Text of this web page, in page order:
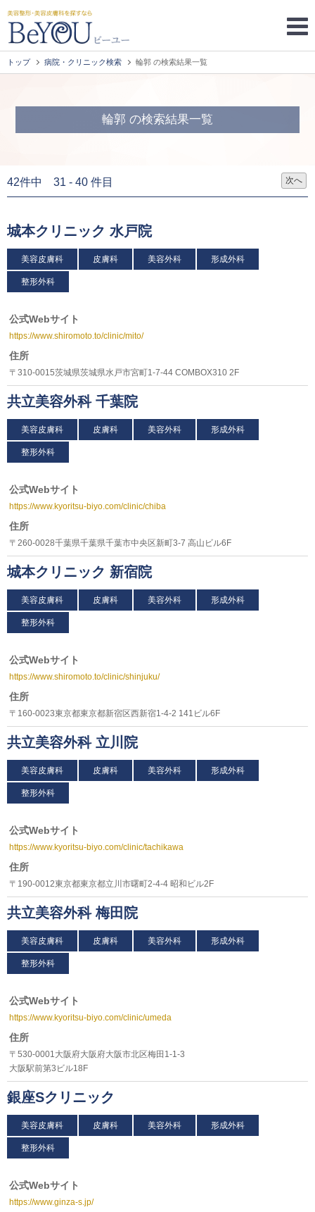
トップ 病院・クリニック検索 輪郭 の検索結果一覧
輪郭 の検索結果一覧
42件中 31 - 40 件目 次へ
城本クリニック 水戸院
美容皮膚科 皮膚科 美容外科 形成外科
整形外科
公式Webサイト
https://www.shiromoto.to/clinic/mito/
住所
〒310-0015茨城県茨城県水戸市宮町1-7-44 COMBOX310 2F
共立美容外科 千葉院
美容皮膚科 皮膚科 美容外科 形成外科
整形外科
公式Webサイト
https://www.kyoritsu-biyo.com/clinic/chiba
住所
〒260-0028千葉県千葉県千葉市中央区新町3-7 高山ビル6F
城本クリニック 新宿院
美容皮膚科 皮膚科 美容外科 形成外科
整形外科
公式Webサイト
https://www.shiromoto.to/clinic/shinjuku/
住所
〒160-0023東京都東京都新宿区西新宿1-4-2 141ビル6F
共立美容外科 立川院
美容皮膚科 皮膚科 美容外科 形成外科
整形外科
公式Webサイト
https://www.kyoritsu-biyo.com/clinic/tachikawa
住所
〒190-0012東京都東京都立川市曙町2-4-4 昭和ビル2F
共立美容外科 梅田院
美容皮膚科 皮膚科 美容外科 形成外科
整形外科
公式Webサイト
https://www.kyoritsu-biyo.com/clinic/umeda
住所
〒530-0001大阪府大阪府大阪市北区梅田1-1-3
大阪駅前第3ビル18F
銀座Sクリニック
美容皮膚科 皮膚科 美容外科 形成外科
整形外科
公式Webサイト
https://www.ginza-s.jp/